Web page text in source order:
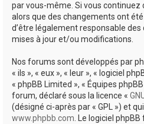
par vous-même. Si vous continuez
alors que des changements ont
d’être légalement responsable
mises à jour et/ou modifications.
Nos forums sont développés par
« ils », « eux », « leur », « logiciel
« phpBB Limited », « Équipes
forum, déclaré sous la licence «
(désigné ci-après par « GPL ») et
www.phpbb.com. Le logiciel